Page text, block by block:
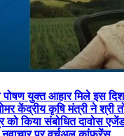
पोषण युक्त आहार मिले इस
केंद्रीय कृषि मंत्री ने श्री
किया संबोधित दावोस